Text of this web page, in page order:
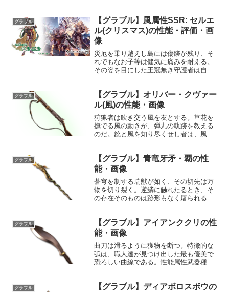
ライジングソード敵に光属性3.5倍ダメー
ジ〔...
グラブル
【グラブル】風属性SSR: セルエ
ル(クリスマス)の性能・評価・画
像
災厄を乗り越えし島には傷跡が残り、そ
れでもなお子等は健気に痛みを耐える。
その姿を目にした王冠無き守護者は自ら
齢：25歳身長：182cm種族：エルーン趣
味：読書、執務（王...
グラブル
【グラブル】オリバー・クヴァー
ル(風)の性能・画像
狩猟者は吹き交う風を友とする。草花を
撫でる風の動きが、弾丸の軌跡を教える
のだ。銃と風を知り尽くせし者は、風と
MAXLv2003030150奥義エテルネル・ル
トゥール敵に...
グラブル
【グラブル】青竜牙矛・覇の性
能・画像
蒼穹を制する瑞獣が如く、その切先は万
物を切り裂く。逆鱗に触れたるとき、そ
の存在そのものは跡形もなく屠られるだ
昂・東青敵に風属性5.5倍ダメージ〔減衰
値1,...
グラブル
【グラブル】アイアンククリの性
能・画像
曲刀は滑るように獲物を断つ。特徴的な
弧は、職人達が見つけ出した最も優美で
恐ろしい曲線である。性能属性武器種解
ージ〔減衰値1,685,000ダメージ〕入手...
グラブル
【グラブル】ディアボロスボウの